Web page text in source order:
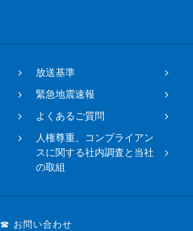
放送基準
緊急地震速報
よくあるご質問
人権尊重、コンプライアン
スに関する社内調査と当社
の取組
☎ お問い合わせ